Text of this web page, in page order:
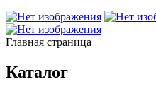
Главная страница
Каталог